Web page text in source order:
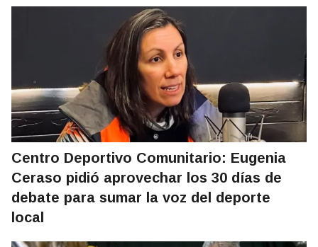
Centro Deportivo Comunitario: Eugenia
Ceraso pidió aprovechar los 30 días de
debate para sumar la voz del deporte
local